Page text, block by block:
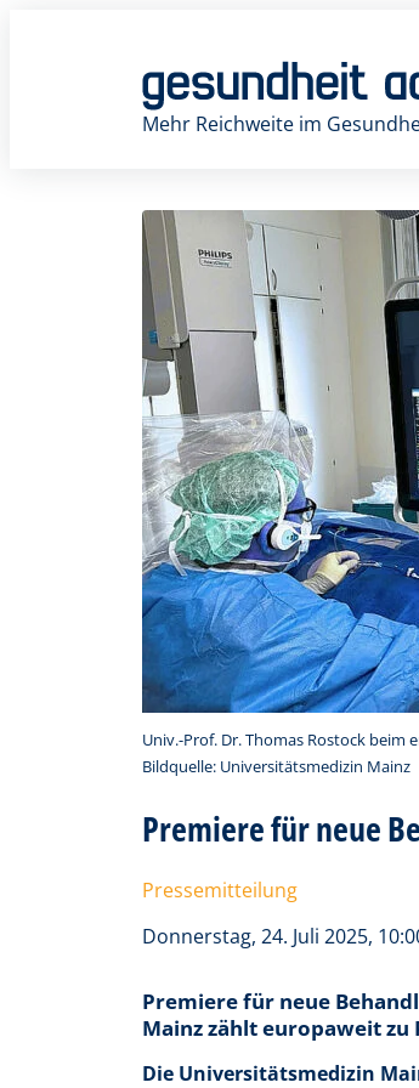
Mehr Reichweite im
Univ.-Prof. Dr. Thomas Rostock beim
Bildquelle: Universitätsmedizin Mainz
Premiere für neue
Pressemitteilung
Donnerstag, 24. Juli 2025,
Premiere für neue
Mainz zählt europaweit zu
Die Universitätsmedizin